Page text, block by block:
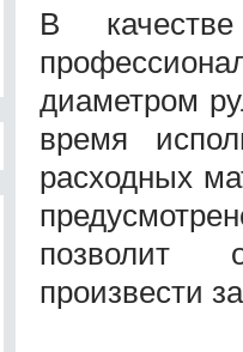
В
диаметром
время
расходных
позволит
произвести